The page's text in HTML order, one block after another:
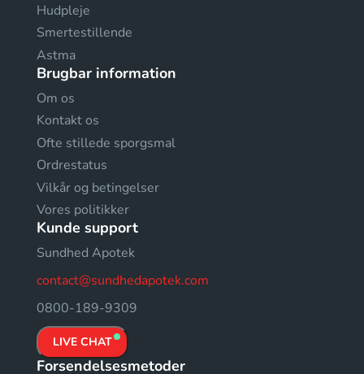
Hudpleje
Smertestillende
Astma
Brugbar information
Om os
Kontakt os
Ofte stillede sporgsmal
Ordrestatus
Vilkår og betingelser
Vores politikker
Kunde support
Sundhed Apotek
contact@sundhedapotek.com
0800-189-9309
LIVE CHAT
Forsendelsesmetoder